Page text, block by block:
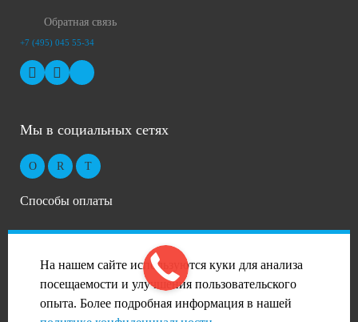
На нашем сайте используются куки для анализа
посещаемости и улучшения пользовательского
опыта. Более подробная информация в нашей
Обратная связь
+7 (495) 045 55-34
Мы в социальных сетях
Способы оплаты
2026 © Профиль-Сталь в Москве